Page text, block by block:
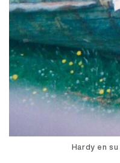
Hardy en